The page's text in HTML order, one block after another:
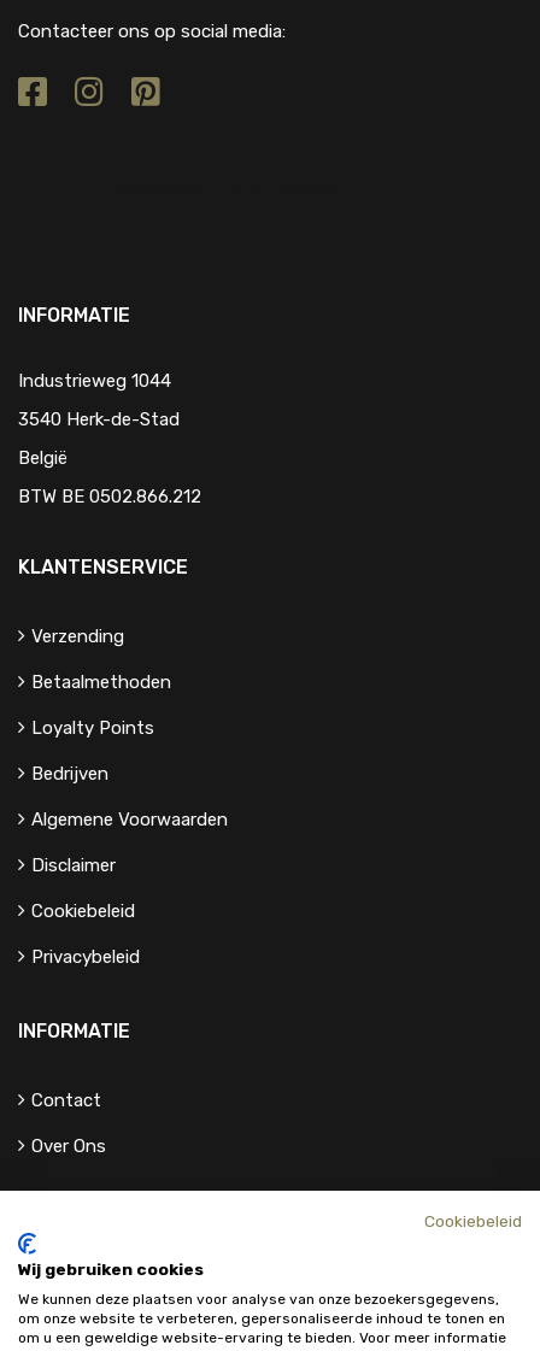
Contacteer ons op social media:
INFORMATIE
Industrieweg 1044
3540 Herk-de-Stad
België
BTW BE 0502.866.212
KLANTENSERVICE
Verzending
Betaalmethoden
Loyalty Points
Bedrijven
Algemene Voorwaarden
Disclaimer
Cookiebeleid
Privacybeleid
INFORMATIE
Contact
Over Ons
Cookiebeleid
Wij gebruiken cookies
We kunnen deze plaatsen voor analyse van onze bezoekersgegevens,
om onze website te verbeteren, gepersonaliseerde inhoud te tonen en
om u een geweldige website-ervaring te bieden. Voor meer informatie